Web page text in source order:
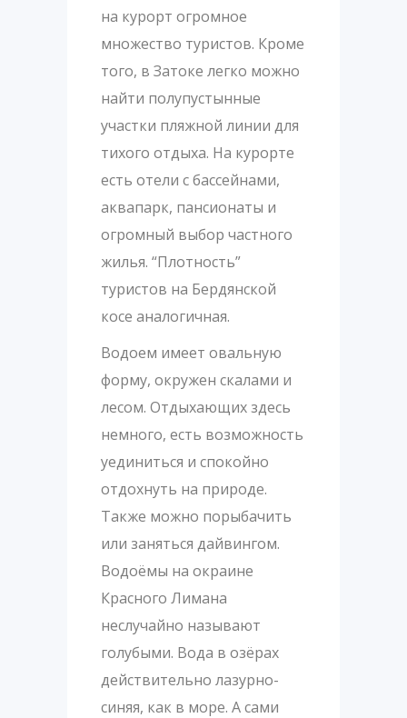
на курорт огромное
множество туристов. Кроме
того, в Затоке легко можно
найти полупустынные
участки пляжной линии для
тихого отдыха. На курорте
есть отели с бассейнами,
аквапарк, пансионаты и
огромный выбор частного
жилья. “Плотность”
туристов на Бердянской
косе аналогичная.
Водоем имеет овальную
форму, окружен скалами и
лесом. Отдыхающих здесь
немного, есть возможность
уединиться и спокойно
отдохнуть на природе.
Также можно порыбачить
или заняться дайвингом.
Водоёмы на окраине
Красного Лимана
неслучайно называют
голубыми. Вода в озёрах
действительно лазурно-
синяя, как в море. А сами